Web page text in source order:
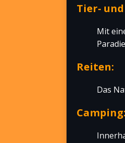
Tier-
Mit
Reiten:
Das
Camping: